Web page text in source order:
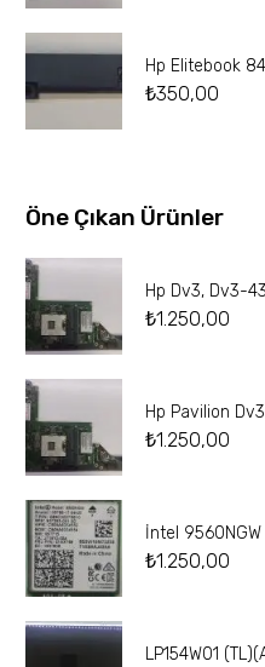
Hp Elitebook
₺350,00
Öne Çıkan Ürünler
Hp Dv3, Dv3-
₺1.250,00
Hp Pavilion
₺1.250,00
İntel
₺1.250,00
LP154W01